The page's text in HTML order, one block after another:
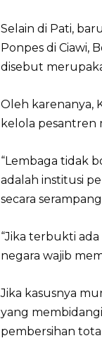
Selain di Pati,
Ponpes di Ciawi,
disebut
Oleh karenanya,
kelola pesantren
“Lembaga tidak
adalah institusi
secara
“Jika terbukti
negara wajib
Jika kasusnya
yang
pembersihan